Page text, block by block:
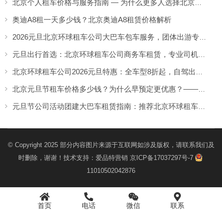
奥迪A8租一天多少钱？北京奥迪A8租赁价格解析
© Copyright 2025 部分内容图片来源于互联网如涉及版权，请联系我们及
时删除，谢谢！技术支持： 爱品特营销 京ICP备17037297号-7
11010502042876
首页 电话 微信 联系